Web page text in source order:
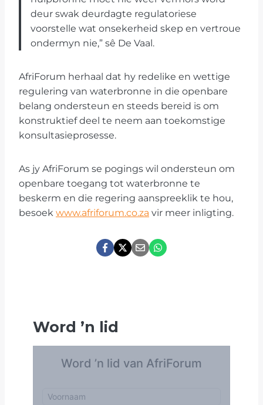
deur swak deurdagte regulatoriese
voorstelle wat onsekerheid skep en vertroue
ondermyn nie,” sê De Vaal.
AfriForum herhaal dat hy redelike en wettige
regulering van waterbronne in die openbare
belang ondersteun en steeds bereid is om
konstruktief deel te neem aan toekomstige
konsultasieprosesse.
As jy AfriForum se pogings wil ondersteun om
openbare toegang tot waterbronne te
beskerm en die regering aanspreeklik te hou,
besoek www.afriforum.co.za vir meer inligting.
Word ’n lid